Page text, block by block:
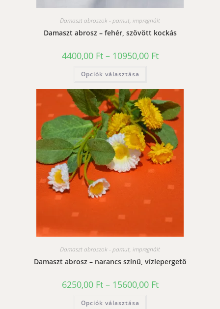
Damaszt abroszok - pamut, impregnált
Damaszt abrosz – fehér, szövött kockás
4400,00 Ft – 10950,00 FtÁrtartomány:
4400,00 Ft
Opciók választása
több
variációja
van.
A
változatok
a
termékoldalon
választhatók
ki
Damaszt abroszok - pamut, impregnált
Damaszt abrosz – narancs színű, vízlepergető
6250,00 Ft – 15600,00 FtÁrtartomány:
6250,00 Ft
Opciók választása